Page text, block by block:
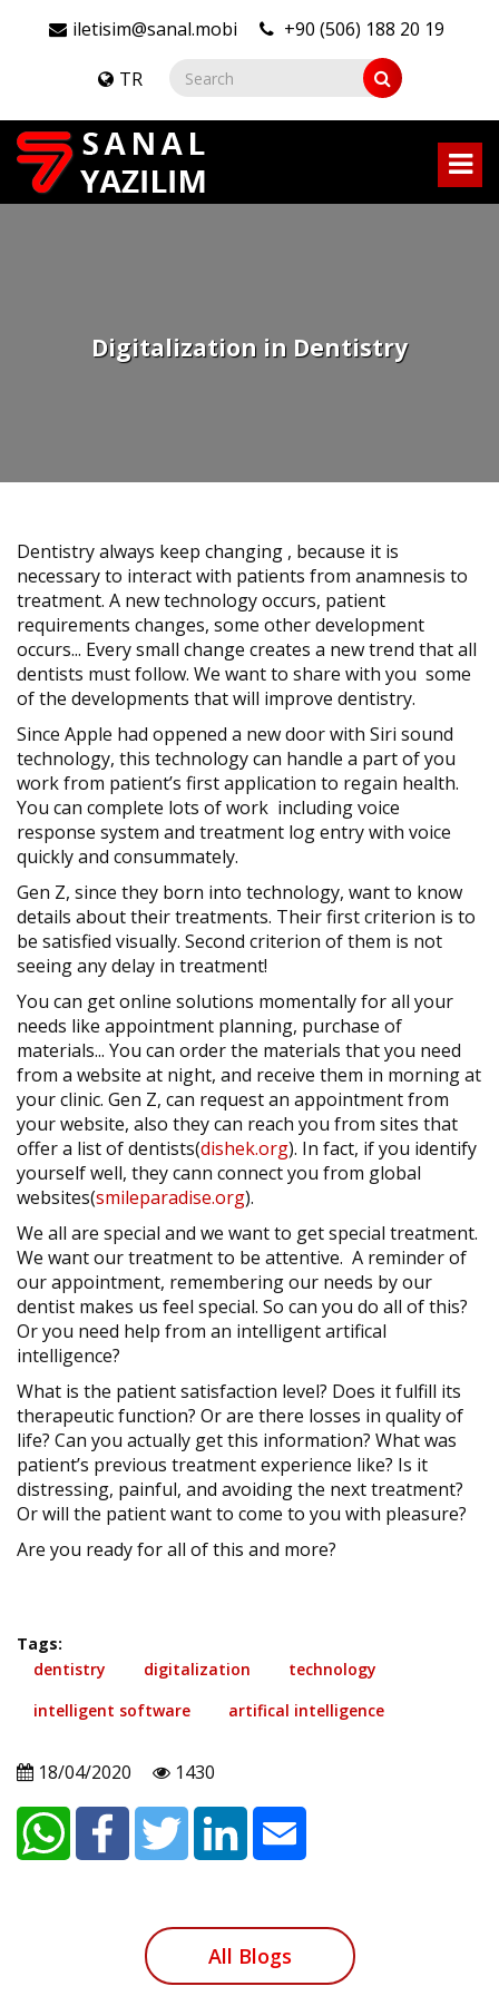
iletisim@sanal.mobi +90 (506) 188 20 19
TR
Digitalization in Dentistry
Dentistry always keep changing , because it is
necessary to interact with patients from anamnesis to
treatment. A new technology occurs, patient
requirements changes, some other development
occurs... Every small change creates a new trend that all
dentists must follow. We want to share with you some
of the developments that will improve dentistry.
Since Apple had oppened a new door with Siri sound
technology, this technology can handle a part of you
work from patient’s first application to regain health.
You can complete lots of work including voice
response system and treatment log entry with voice
quickly and consummately.
Gen Z, since they born into technology, want to know
details about their treatments. Their first criterion is to
be satisfied visually. Second criterion of them is not
seeing any delay in treatment!
You can get online solutions momentally for all your
needs like appointment planning, purchase of
materials... You can order the materials that you need
from a website at night, and receive them in morning at
your clinic. Gen Z, can request an appointment from
your website, also they can reach you from sites that
offer a list of dentists(dishek.org). In fact, if you identify
yourself well, they cann connect you from global
websites(smileparadise.org).
We all are special and we want to get special treatment.
We want our treatment to be attentive. A reminder of
our appointment, remembering our needs by our
dentist makes us feel special. So can you do all of this?
Or you need help from an intelligent artifical
intelligence?
What is the patient satisfaction level? Does it fulfill its
therapeutic function? Or are there losses in quality of
life? Can you actually get this information? What was
patient’s previous treatment experience like? Is it
distressing, painful, and avoiding the next treatment?
Or will the patient want to come to you with pleasure?
Are you ready for all of this and more?
Tags:
dentistry
digitalization
technology
intelligent software
artifical intelligence
18/04/2020 1430
All Blogs